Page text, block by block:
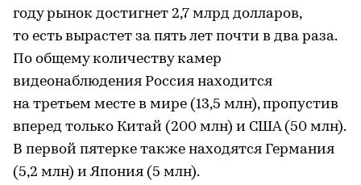
году рынок достигнет 2,7 млрд долларов,
то есть вырастет за пять лет почти в два раза.
По общему количеству камер
видеонаблюдения Россия находится
на третьем месте в мире (13,5 млн), пропустив
вперед только Китай (200 млн) и США (50 млн).
В первой пятерке также находятся Германия
(5,2 млн) и Япония (5 млн).